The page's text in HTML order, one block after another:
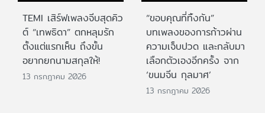
TEMI เสิร์ฟเพลงจีบสุดคิว
ต์ “เทพธิดา” ตกหลุมรัก
ตั้งแต่แรกเห็น ถึงขั้น
อยากยกนามสกุลให้!
13 กรกฎาคม 2026
“ขอบคุณที่ทิ้งกัน”
บทเพลงของการก้าวผ่าน
ความเจ็บปวด และกลับมา
เลือกตัวเองอีกครั้ง จาก
‘ขนมจีน กุลมาศ’
13 กรกฎาคม 2026